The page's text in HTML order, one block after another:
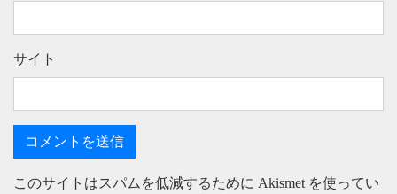
サイト
このサイトはスパムを低減するために Akismet を使ってい